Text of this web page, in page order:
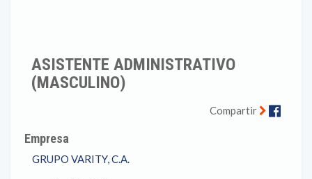
ASISTENTE ADMINISTRATIVO
(MASCULINO)
Compartir
Empresa
GRUPO VARITY, C.A.